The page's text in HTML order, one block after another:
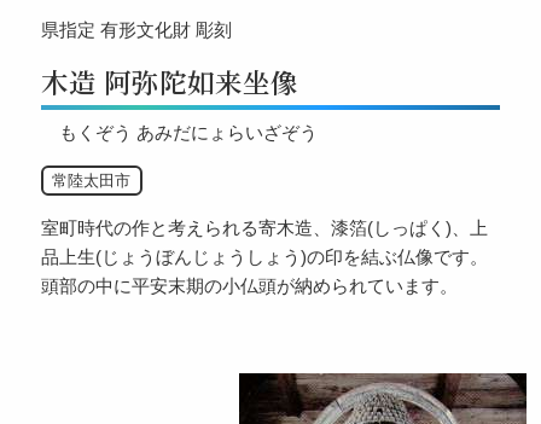
県指定 有形文化財 彫刻
木造 阿弥陀如来坐像
もくぞう あみだにょらいざぞう
常陸太田市
室町時代の作と考えられる寄木造、漆箔(しっぱく)、上
品上生(じょうぼんじょうしょう)の印を結ぶ仏像です。
頭部の中に平安末期の小仏頭が納められています。